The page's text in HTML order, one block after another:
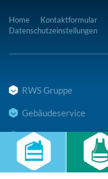
Home Kontaktformular
Datenschutzeinstellungen
RWS Gruppe
Gebäudeservice
Hauswirtschaft
Cateringservice